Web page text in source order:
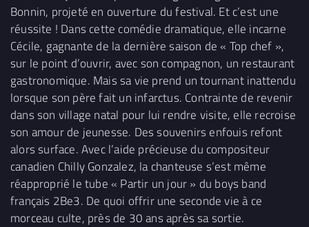
Bonnin, projeté en ouverture du festival. Et c’est une
réussite ! Dans cette comédie dramatique, elle incarne
Cécile, gagnante de la dernière saison de « Top chef »,
sur le point d’ouvrir, avec son compagnon, un restaurant
gastronomique. Mais sa vie prend un tournant inattendu
lorsque son père fait un infarctus. Contrainte de revenir
dans son village natal pour lui rendre visite, elle recroise
son amour de jeunesse. Des souvenirs enfouis refont
alors surface. Avec l’aide précieuse du compositeur
canadien Chilly Gonzalez, la chanteuse s’est même
réapproprié le tube « Partir un jour » du boys band
français 2Be3. De quoi offrir une seconde vie à ce
morceau culte, près de 30 ans après sa sortie.